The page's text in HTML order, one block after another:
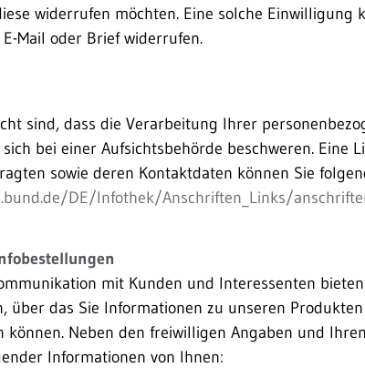
widerrufen möchten. Eine solche Einwilligung
Mail oder Brief widerrufen.
sind, dass die Verarbeitung Ihrer
bei einer Aufsichtsbehörde beschweren. Eine
sowie deren Kontaktdaten können Sie
DE/Infothek/Anschriften_Links/
mit Kunden und Interessenten
über das Sie Informationen zu unseren
können. Neben den freiwilligen Angaben und
Informationen von Ihnen: